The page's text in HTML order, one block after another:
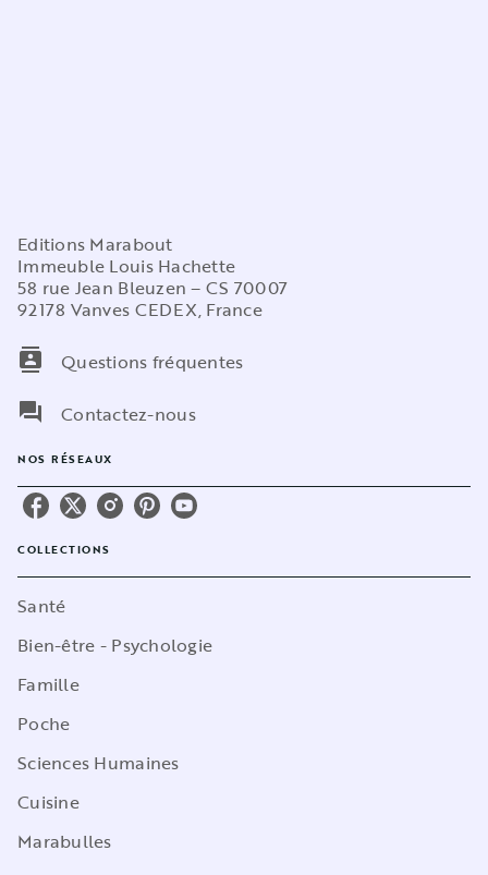
Editions Marabout
Immeuble Louis Hachette
58 rue Jean Bleuzen – CS 70007
92178 Vanves CEDEX, France
contacts
Questions fréquentes
question_answer
Contactez-nous
NOS RÉSEAUX
COLLECTIONS
Santé
Bien-être - Psychologie
Famille
Poche
Sciences Humaines
Cuisine
Marabulles